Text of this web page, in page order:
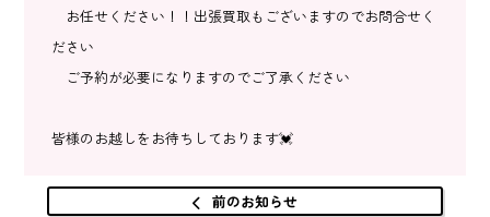
お任せください！！出張買取もございますのでお問合せく
ださい
ご予約が必要になりますのでご了承ください
皆様のお越しをお待ちしております💓
前のお知らせ